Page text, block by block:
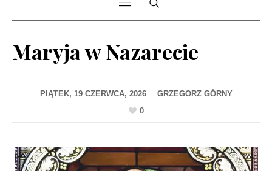
Maryja w Nazarecie
PIĄTEK, 19 CZERWCA, 2026
0